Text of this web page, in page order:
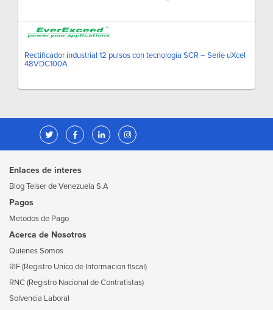
Rectificador industrial 12 pulsos con tecnología SCR – Serie uXcel
48VDC100A
Enlaces de interes
Blog Telser de Venezuela S.A
Pagos
Metodos de Pago
Acerca de Nosotros
Quienes Somos
RIF (Registro Unico de Informacion fiscal)
RNC (Registro Nacional de Contratistas)
Solvencia Laboral